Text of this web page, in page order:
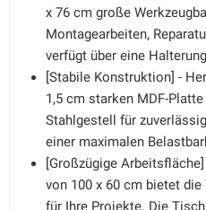
x 76 cm große
Montagearbeiten,
verfügt über eine
[Stabile Konstruktion] -
1,5 cm starken MDF-
Stahlgestell für
einer maximalen
[Großzügige
von 100 x 60 cm bietet
für Ihre Projekte. Die